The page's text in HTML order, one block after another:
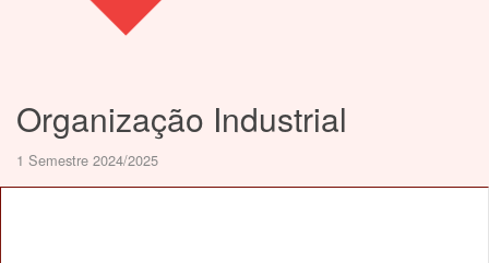
Organização Industrial
1 Semestre 2024/2025